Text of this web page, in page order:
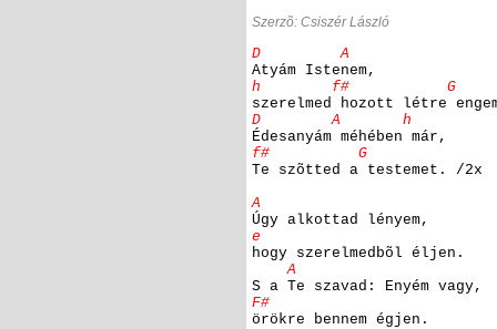
Szerzõ: Csiszér László
D A
Atyám Istenem,
h f# G
szerelmed hozott létre
D A h
Édesanyám méhében már,
f# G
Te szõtted a testemet. /2x
A
Úgy alkottad lényem,
e
hogy szerelmedbõl éljen.
A
S a Te szavad: Enyém vagy,
F#
örökre bennem égjen.